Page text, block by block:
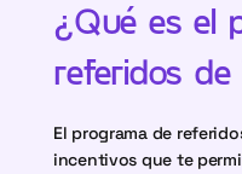
¿Qué es el
referidos de
El programa de
incentivos que te